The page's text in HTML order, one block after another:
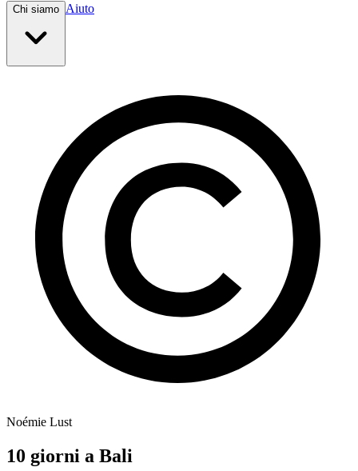
Chi siamo Aiuto
Noémie Lust
10 giorni a Bali